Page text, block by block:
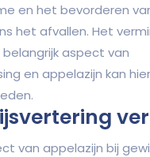
en het bevorderen
het afvallen. Het
aspect van
en appelazijn kan
van appelazijn bij